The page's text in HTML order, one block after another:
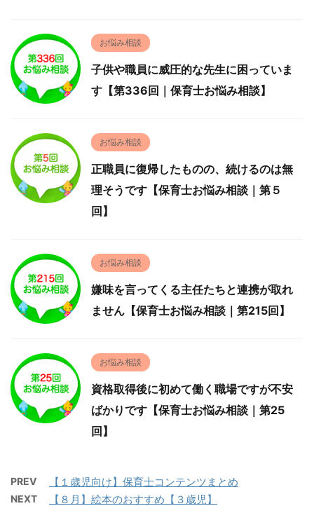
お悩み相談
子供や職員に威圧的な先生に困っていま
す【第336回｜保育士お悩み相談】
お悩み相談
正職員に復帰したものの、続けるのは無
理そうです【保育士お悩み相談｜第５
回】
お悩み相談
嫌味を言ってくる主任たちと連携が取れ
ません【保育士お悩み相談｜第215回】
お悩み相談
資格取得後に初めて働く職場ですが不安
ばかりです【保育士お悩み相談｜第25
回】
PREV 【１歳児向け】保育士コンテンツまとめ
NEXT 【８月】絵本のおすすめ【３歳児】